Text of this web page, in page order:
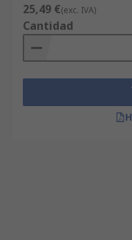
25,49 €(exc. IVA)
Cantidad